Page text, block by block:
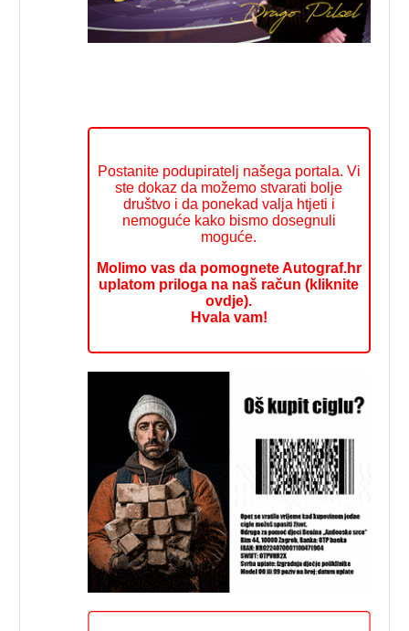
Postanite podupiratelj našega portala. Vi
ste dokaz da možemo stvarati bolje
društvo i da ponekad valja htjeti i
nemoguće kako bismo dosegnuli
moguće.
Molimo vas da pomognete Autograf.hr
uplatom priloga na naš račun (kliknite
ovdje).
Hvala vam!